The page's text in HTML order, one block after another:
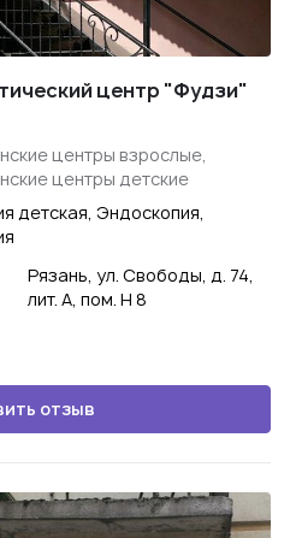
центр "Фудзи"
центры взрослые,
центры детские
детская, Эндоскопия,
Рязань, ул. Свободы, д. 74,
лит. А, пом. Н 8
отзыв